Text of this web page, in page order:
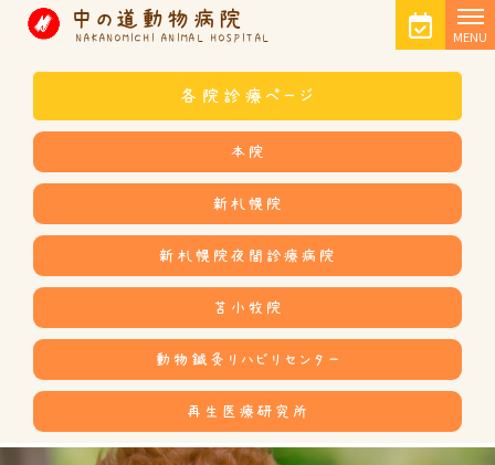
中の道動物病院
NAKANOMICHI ANIMAL HOSPITAL
各院診療ページ
本院
新札幌院
新札幌院夜間診療病院
苫小牧院
動物鍼灸リハビリセンター
再生医療研究所
MENU